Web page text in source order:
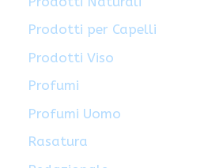
Prodotti per Capelli
Prodotti Viso
Profumi
Profumi Uomo
Rasatura